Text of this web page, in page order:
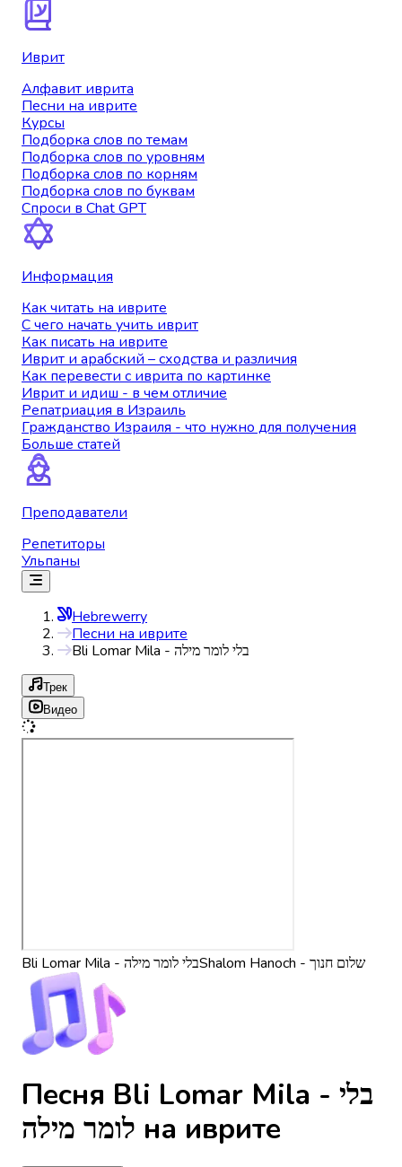
Иврит
Алфавит иврита
Песни на иврите
Курсы
Подборка слов по темам
Подборка слов по уровням
Подборка слов по корням
Подборка слов по буквам
Спроси в Chat GPT
Информация
Как читать на иврите
С чего начать учить иврит
Как писать на иврите
Иврит и арабский – сходства и различия
Как перевести с иврита по картинке
Иврит и идиш - в чем отличие
Репатриация в Израиль
Гражданство Израиля - что нужно для получения
Больше статей
Преподаватели
Репетиторы
Ульпаны
Hebrewerry
Песни на иврите
Bli Lomar Mila - בלי לומר מילה
Трек
Видео
Bli Lomar Mila - בלי לומר מילה Shalom Hanoch - שלום חנוך
Песня Bli Lomar Mila - בלי
לומר מילה на иврите